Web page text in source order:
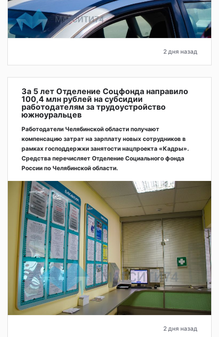
2 дня назад
За 5 лет Отделение Соцфонда направило
100,4 млн рублей на субсидии
работодателям за трудоустройство
южноуральцев
Работодатели Челябинской области получают
компенсацию затрат на зарплату новых сотрудников в
рамках господдержки занятости нацпроекта «Кадры».
Средства перечисляет Отделение Социального фонда
России по Челябинской области.
2 дня назад